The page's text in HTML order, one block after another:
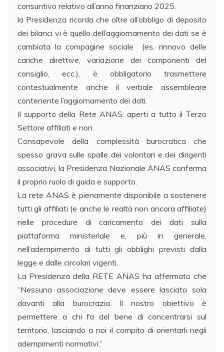
consuntivo relativo all’anno finanziario 2025.
la Presidenza ricorda che oltre all’obbligo di deposito
dei bilanci vi è quello dell’aggiornamento dei dati se è
cambiata la compagine sociale (es. rinnovo delle
cariche direttive, variazione dei componenti del
consiglio, ecc.), è obbligatorio trasmettere
contestualmente anche il verbale assembleare
contenente l’aggiornamento dei dati.
Il supporto della Rete ANAS: aperti a tutto il Terzo
Settore affiliati e non.
Consapevole della complessità burocratica che
spesso grava sulle spalle dei volontari e dei dirigenti
associativi, la Presidenza Nazionale ANAS conferma
il proprio ruolo di guida e supporto.
La rete ANAS è pienamente disponibile a sostenere
tutti gli affiliati (e anche le realtà non ancora affiliate)
nelle procedure di caricamento dei dati sulla
piattaforma ministeriale e, più in generale,
nell’adempimento di tutti gli obblighi previsti dalla
legge e dalle circolari vigenti.
La Presidenza della RETE ANAS ha affermato che
“Nessuna associazione deve essere lasciata sola
davanti alla burocrazia. Il nostro obiettivo è
permettere a chi fa del bene di concentrarsi sul
territorio, lasciando a noi il compito di orientarli negli
adempimenti normativi.”